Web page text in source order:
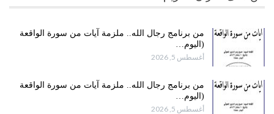
من برنامج رجال الله.. ملزمة آيات من سورة الواقعة
(اليوم…
أغسطس 5, 2026
من برنامج رجال الله.. ملزمة آيات من سورة الواقعة
(اليوم…
أغسطس 5, 2026